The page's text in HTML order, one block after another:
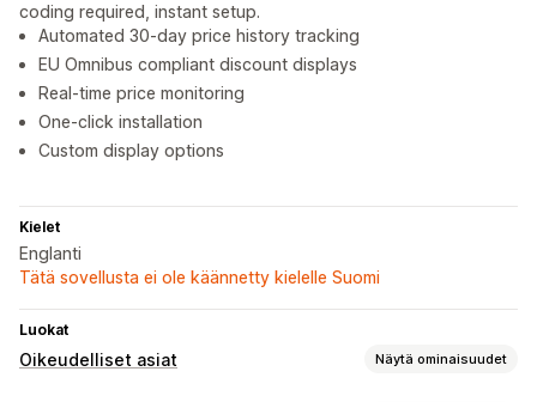
coding required, instant setup.
Automated 30-day price history tracking
EU Omnibus compliant discount displays
Real-time price monitoring
One-click installation
Custom display options
Kielet
Englanti
Tätä sovellusta ei ole käännetty kielelle Suomi
Luokat
Oikeudelliset asiat Näytä ominaisuudet